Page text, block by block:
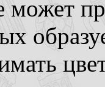
может